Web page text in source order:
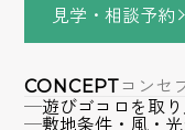
見学・相談予約
CONCEPTコンセ
遊びゴコロを取
敷地条件・風・